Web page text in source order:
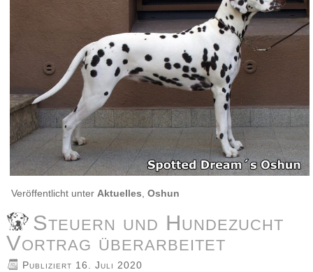
Veröffentlicht unter Aktuelles ,Oshun
Steuern und Hundezucht
Vortrag überarbeitet
Publiziert 16. Juli 2020